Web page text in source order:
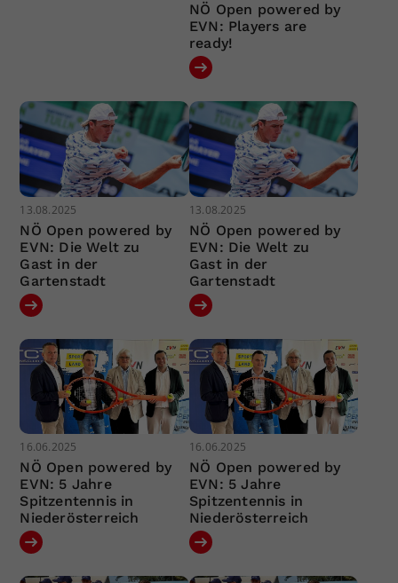
NÖ Open powered by
EVN: Players are
ready!
13.08.2025
NÖ Open powered by
EVN: Die Welt zu
Gast in der
Gartenstadt
13.08.2025
NÖ Open powered by
EVN: Die Welt zu
Gast in der
Gartenstadt
16.06.2025
NÖ Open powered by
EVN: 5 Jahre
Spitzentennis in
Niederösterreich
16.06.2025
NÖ Open powered by
EVN: 5 Jahre
Spitzentennis in
Niederösterreich